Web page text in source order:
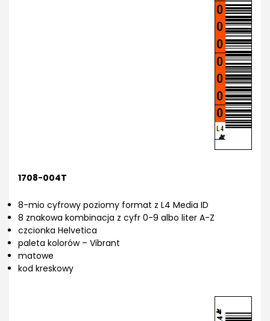
1708-004T
8-mio cyfrowy poziomy format z L4 Media ID
8 znakowa kombinacja z cyfr 0-9 albo liter A-Z
czcionka Helvetica
paleta kolorów – Vibrant
matowe
kod kreskowy